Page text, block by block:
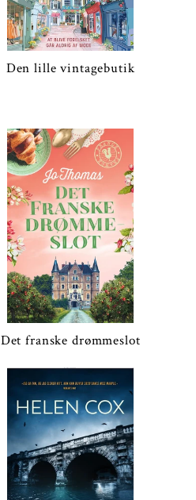
Den lille vintagebutik
Det franske drømmeslot